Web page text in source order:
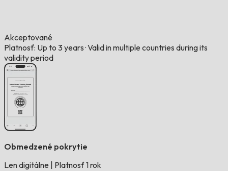
Akceptované
Platnosť: Up to 3 years ·Valid in multiple countries during its
validity period
Obmedzené pokrytie
Len digitálne
Platnosť 1 rok